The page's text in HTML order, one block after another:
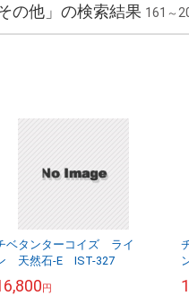
その他」の検索結果 161 ～
ベタンターコイズ ライ
天然石-E IST-327
円